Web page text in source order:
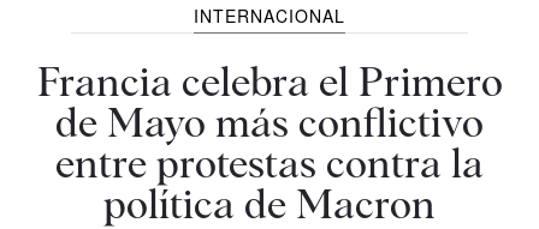
INTERNACIONAL
Francia celebra el Primero
de Mayo más conflictivo
entre protestas contra la
política de Macron